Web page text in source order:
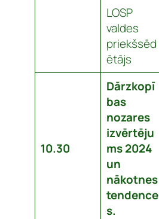
LOSP
valdes
priekšsēd
ētājs
10.30
Dārzkopī
bas
nozares
izvērtēju
ms 2024
un
nākotnes
tendence
s.